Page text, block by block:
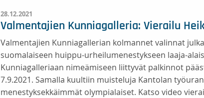
28.12.2021
Valmentajien Kunniagalleria: Vierailu
Valmentajien Kunniagallerian kolmannet valinnat
suomalaiseen huippu-urheilumenestykseen laaja-
Kunniagalleriaan nimeämiseen liittyvät palkinnot
7.9.2021. Samalla kuultiin muisteluja Kantolan
menestyksekkäimmät olympialaiset. Katso video